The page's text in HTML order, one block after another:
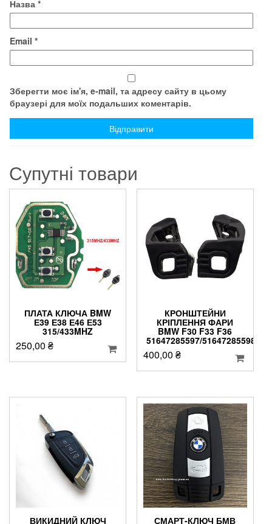
Назва *
Email *
Зберегти моє ім'я, e-mail, та адресу сайту в цьому
браузері для моїх подальших коментарів.
Супутні товари
ПЛАТА КЛЮЧА BMW
Е39 Е38 Е46 Е53
315/433MHZ
250,00 ₴
КРОНШТЕЙНИ
КРІПЛЕННЯ ФАРИ
BMW F30 F33 F36
51647285597/51647285598
400,00 ₴
ВИКИДНИЙ КЛЮЧ СМАРТ-КЛЮЧ БМВ